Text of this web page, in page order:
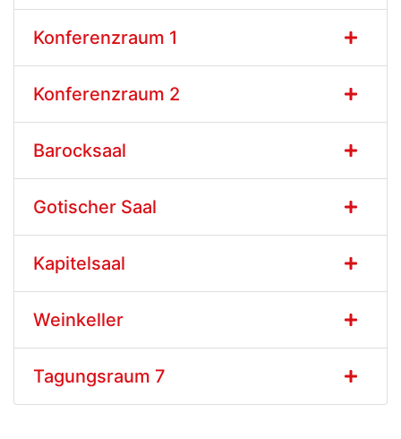
Konferenzraum 1
Konferenzraum 2
Barocksaal
Gotischer Saal
Kapitelsaal
Weinkeller
Tagungsraum 7